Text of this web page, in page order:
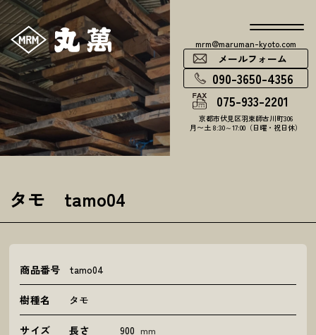
mrm@maruman-kyoto.com
メールフォーム
090-3650-4356
075-933-2201
京都市伏見区羽束師古川町306
月〜土 8:30～17:00（日曜・祝日休）
タモ tamo04
商品番号 tamo04
樹種名 タモ
サイズ 長さ 900 mm